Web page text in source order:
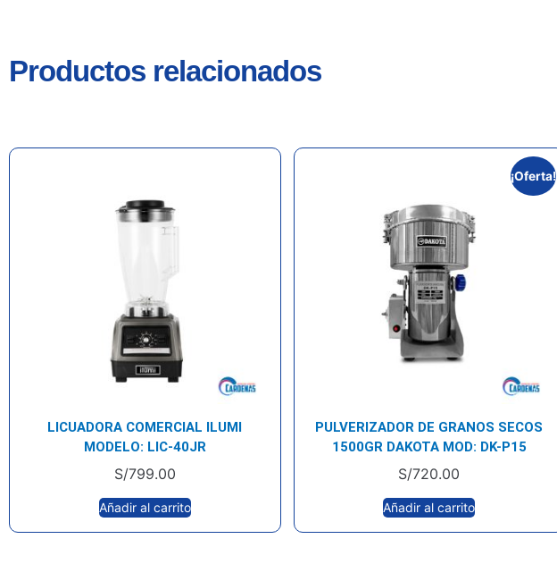
Productos relacionados
LICUADORA COMERCIAL ILUMI
MODELO: LIC-40JR
S/799.00
Añadir al carrito
¡Oferta!
PULVERIZADOR DE GRANOS SECOS
1500GR DAKOTA MOD: DK-P15
S/720.00
Añadir al carrito